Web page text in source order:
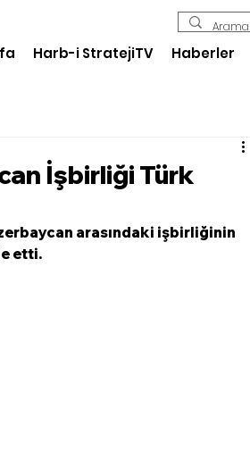
Harb-i StratejiTV
Haberler
İşbirliği Türk
arasındaki işbirliğinin
etti.